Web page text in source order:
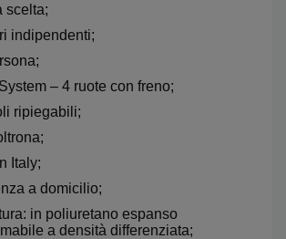
scelta;
indipendenti;
– 4 ruote con freno;
ripiegabili;
Italy;
a domicilio;
in poliuretano espanso
a densità differenziata;